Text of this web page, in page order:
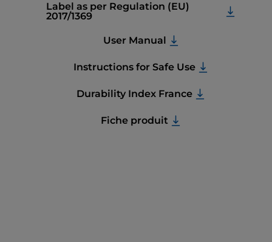
Label as per Regulation (EU)
2017/1369
User Manual
Instructions for Safe Use
Durability Index France
Fiche produit